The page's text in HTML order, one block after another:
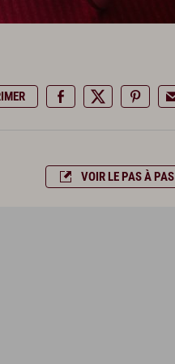
VOIR LE PAS À PAS